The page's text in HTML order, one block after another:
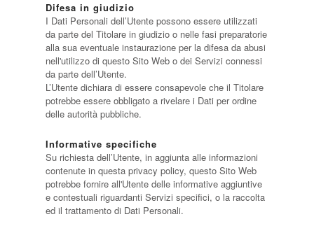
Difesa in giudizio
I Dati Personali dell’Utente possono essere utilizzati
da parte del Titolare in giudizio o nelle fasi preparatorie
alla sua eventuale instaurazione per la difesa da abusi
nell'utilizzo di questo Sito Web o dei Servizi connessi
da parte dell’Utente.
L’Utente dichiara di essere consapevole che il Titolare
potrebbe essere obbligato a rivelare i Dati per ordine
delle autorità pubbliche.
Informative specifiche
Su richiesta dell’Utente, in aggiunta alle informazioni
contenute in questa privacy policy, questo Sito Web
potrebbe fornire all'Utente delle informative aggiuntive
e contestuali riguardanti Servizi specifici, o la raccolta
ed il trattamento di Dati Personali.